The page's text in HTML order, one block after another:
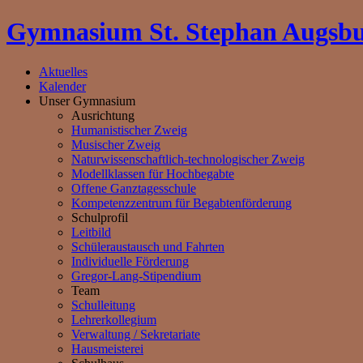
Gymnasium St. Stephan
Aktuelles
Kalender
Unser Gymnasium
Ausrichtung
Humanistischer Zweig
Musischer Zweig
Naturwissenschaftlich-technologischer Zweig
Modellklassen für Hochbegabte
Offene Ganztagesschule
Kompetenzzentrum für Begabtenförderung
Schulprofil
Leitbild
Schüleraustausch und Fahrten
Individuelle Förderung
Gregor-Lang-Stipendium
Team
Schulleitung
Lehrerkollegium
Verwaltung / Sekretariate
Hausmeisterei